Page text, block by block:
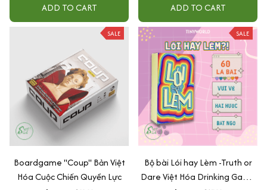
ADD TO CART ADD TO CART
SALE
Boardgame "Coup" Bản Việt
Hóa Cuộc Chiến Quyền Lực
SALE
Bộ bài Lói hay Lèm -Truth or
Dare Việt Hóa Drinking Game